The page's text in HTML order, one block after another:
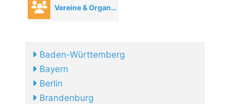
Vereine & Organisationen
Baden-Württemberg
Bayern
Berlin
Brandenburg